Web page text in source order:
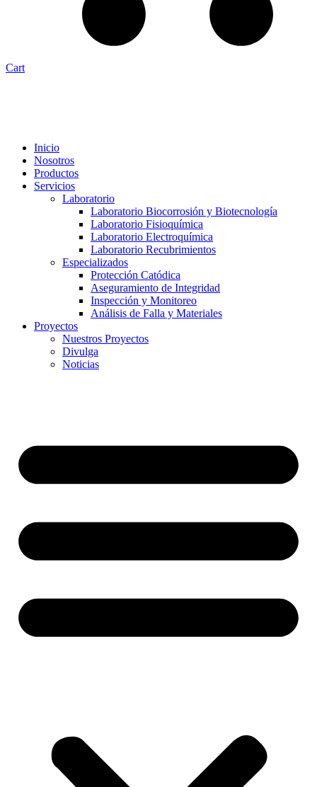
Cart
Inicio
Nosotros
Productos
Servicios
Laboratorio
Laboratorio Biocorrosión y Biotecnología
Laboratorio Fisioquímica
Laboratorio Electroquímica
Laboratorio Recubrimientos
Especializados
Protección Catódica
Aseguramiento de Integridad
Inspección y Monitoreo
Análisis de Falla y Materiales
Proyectos
Nuestros Proyectos
Divulga
Noticias